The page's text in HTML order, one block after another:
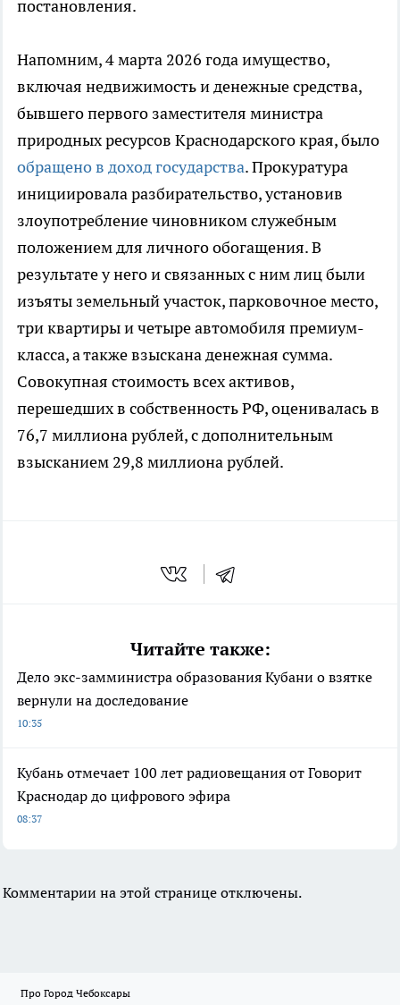
постановления.
Напомним, 4 марта 2026 года имущество,
включая недвижимость и денежные средства,
бывшего первого заместителя министра
природных ресурсов Краснодарского края, было
обращено в доход государства. Прокуратура
инициировала разбирательство, установив
злоупотребление чиновником служебным
положением для личного обогащения. В
результате у него и связанных с ним лиц были
изъяты земельный участок, парковочное место,
три квартиры и четыре автомобиля премиум-
класса, а также взыскана денежная сумма.
Совокупная стоимость всех активов,
перешедших в собственность РФ, оценивалась в
76,7 миллиона рублей, с дополнительным
взысканием 29,8 миллиона рублей.
Читайте также:
Дело экс-замминистра образования Кубани о взятке
вернули на доследование
10:35
Кубань отмечает 100 лет радиовещания от Говорит
Краснодар до цифрового эфира
08:37
Комментарии на этой странице отключены.
Про Город Чебоксары